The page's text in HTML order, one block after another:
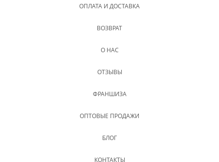
ОПЛАТА И ДОСТАВКА
ВОЗВРАТ
О НАС
ОТЗЫВЫ
ФРАНШИЗА
ОПТОВЫЕ ПРОДАЖИ
БЛОГ
КОНТАКТЫ